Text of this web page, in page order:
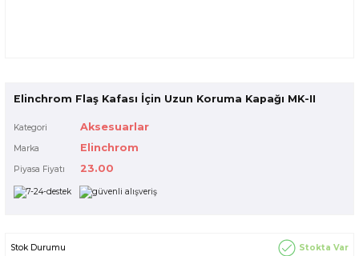
Elinchrom Flaş Kafası İçin Uzun Koruma Kapağı MK-II
Kategori Aksesuarlar
Marka Elinchrom
Piyasa Fiyatı 23.00
Stok Durumu Stokta Var